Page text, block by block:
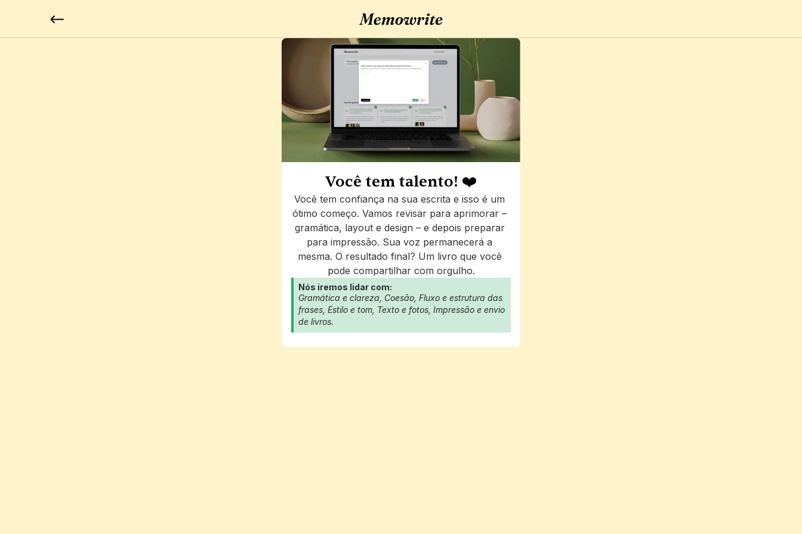
Você tem talento! ❤️
Você tem confiança na sua escrita e isso é um
ótimo começo. Vamos revisar para aprimorar –
gramática, layout e design – e depois preparar
para impressão. Sua voz permanecerá a
mesma. O resultado final? Um livro que você
pode compartilhar com orgulho.
Nós iremos lidar com:
Gramática e clareza, Coesão, Fluxo e estrutura das
frases, Estilo e tom, Texto e fotos, Impressão e envio
de livros.